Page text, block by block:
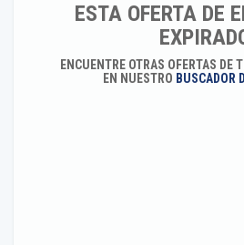
ESTA OFERTA DE
ENCUENTRE OTRAS OFERTAS DE
EN NUESTRO BUSCADOR